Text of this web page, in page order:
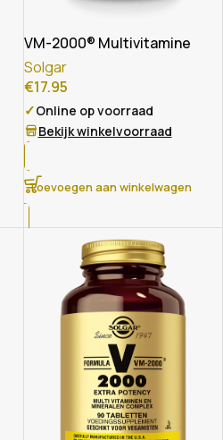
VM-2000® Multivitamine
Solgar
€17.95
✓Online op voorraad
Bekijk winkelvoorraad
Toevoegen aan winkelwagen